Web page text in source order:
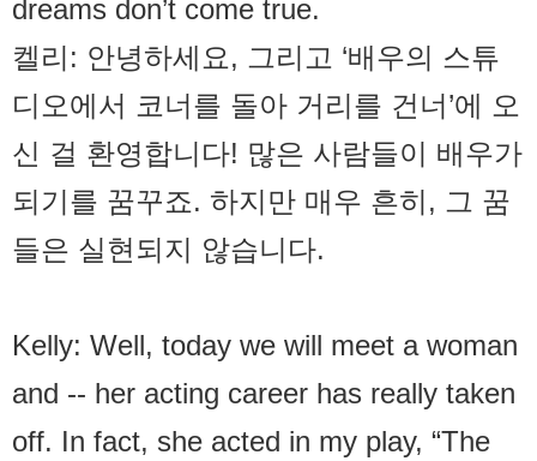
dreams don’t come true.
켈리: 안녕하세요, 그리고 ‘배우의 스튜
디오에서 코너를 돌아 거리를 건너’에 오
신 걸 환영합니다! 많은 사람들이 배우가
되기를 꿈꾸죠. 하지만 매우 흔히, 그 꿈
들은 실현되지 않습니다.
Kelly: Well, today we will meet a woman
and -- her acting career has really taken
off. In fact, she acted in my play, “The